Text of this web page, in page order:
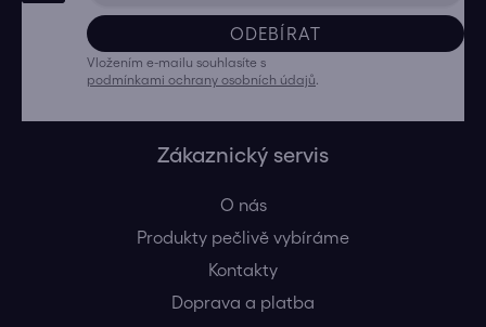
ODEBÍRAT
Vložením e-mailu souhlasíte s
podmínkami ochrany osobních údajů
Zákaznický servis
O nás
Produkty pečlivě vybíráme
Kontakty
Doprava a platba